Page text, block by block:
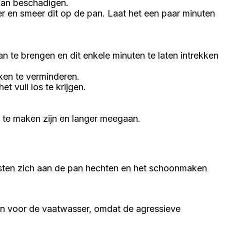
beschadigen.
smeer dit op de pan. Laat het een paar minuten
te brengen en dit enkele minuten te laten intrekken
te verminderen.
vuil los te krijgen.
maken zijn en langer meegaan.
zich aan de pan hechten en het schoonmaken
voor de vaatwasser, omdat de agressieve